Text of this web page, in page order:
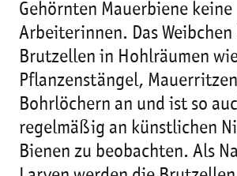
Gehörnten Mauerbiene keine
Arbeiterinnen. Das
Brutzellen in Hohlräumen
Pflanzenstängel,
Bohrlöchern an und ist so
regelmäßig an künstlichen
Bienen zu beobachten. Als